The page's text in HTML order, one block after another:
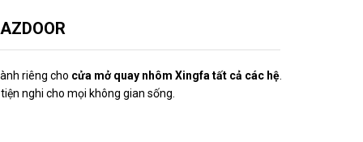
riêng cho cửa mở quay nhôm Xingfa tất cả các hệ
nghi cho mọi không gian sống.